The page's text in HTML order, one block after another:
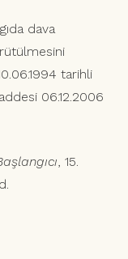
dava
tarihli
06.12.2006
, 15.